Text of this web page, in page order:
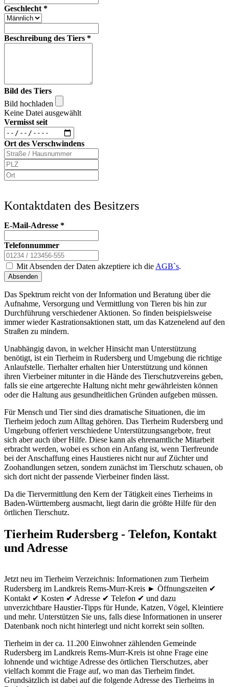
Geschlecht *
Beschreibung des Tiers *
Bild des Tiers
Bild hochladen
Keine Datei ausgewählt
Vermisst seit
Ort des Verschwindens
Kontaktdaten des Besitzers
E-Mail-Adresse *
Telefonnummer
Mit Absenden der Daten akzeptiere ich die AGB`s.
Absenden
Das Spektrum reicht von der Information und Beratung über die
Aufnahme, Versorgung und Vermittlung von Tieren bis hin zur
Durchführung verschiedener Aktionen. So finden beispielsweise
immer wieder Kastrationsaktionen statt, um das Katzenelend auf den
Straßen zu mindern.
Unabhängig davon, in welcher Hinsicht man Unterstützung
benötigt, ist ein Tierheim in Rudersberg und Umgebung die richtige
Anlaufstelle. Tierhalter erhalten hier Unterstützung und können
ihren Vierbeiner mitunter in die Hände des Tierschutzvereins geben,
falls sie eine artgerechte Haltung nicht mehr gewährleisten können
oder die Haltung aus gesundheitlichen Gründen aufgeben müssen.
Für Mensch und Tier sind dies dramatische Situationen, die im
Tierheim jedoch zum Alltag gehören. Das Tierheim Rudersberg und
Umgebung offeriert verschiedene Unterstützungsangebote, freut
sich aber auch über Hilfe. Diese kann als ehrenamtliche Mitarbeit
erbracht werden, wobei es schon ein Anfang ist, wenn Tierfreunde
bei der Anschaffung eines Haustieres nicht nur auf Züchter und
Zoohandlungen setzen, sondern zunächst im Tierschutz schauen, ob
sich dort nicht der passende Vierbeiner finden lässt.
Da die Tiervermittlung den Kern der Tätigkeit eines Tierheims in
Baden-Württemberg ausmacht, liegt darin die größte Hilfe für den
örtlichen Tierschutz.
Tierheim Rudersberg - Telefon, Kontakt
und Adresse
Jetzt neu im Tierheim Verzeichnis: Informationen zum Tierheim
Rudersberg im Landkreis Rems-Murr-Kreis ► Öffnungszeiten ✔
Kontakt ✔ Kosten ✔ Adresse ✔ Telefon ✔ und dazu
unverzichtbare Haustier-Tipps für Hunde, Katzen, Vögel, Kleintiere
und mehr. Unterstützen Sie uns, falls diese Informationen in unserer
Datenbank noch nicht hinterlegt und nicht korrekt sein sollten.
Tierheim in der ca. 11.200 Einwohner zählenden Gemeinde
Rudersberg im Landkreis Rems-Murr-Kreis ist ohne Frage eine
lohnende und wichtige Adresse des örtlichen Tierschutzes, aber
vielfach kommt die Frage auf, wo man das Tierheim findet.
Grundsätzlich ist dabei auf die folgende Adresse des Tierheims in